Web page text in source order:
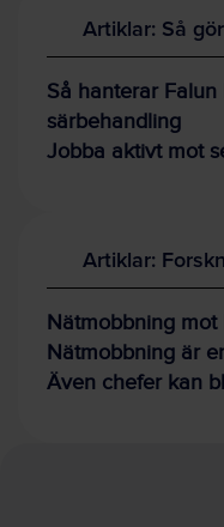
Artiklar: Så
Så hanterar
särbehandling
Jobba aktivt mot
Artiklar:
Nätmobbning mot
Nätmobbning är
Även chefer kan